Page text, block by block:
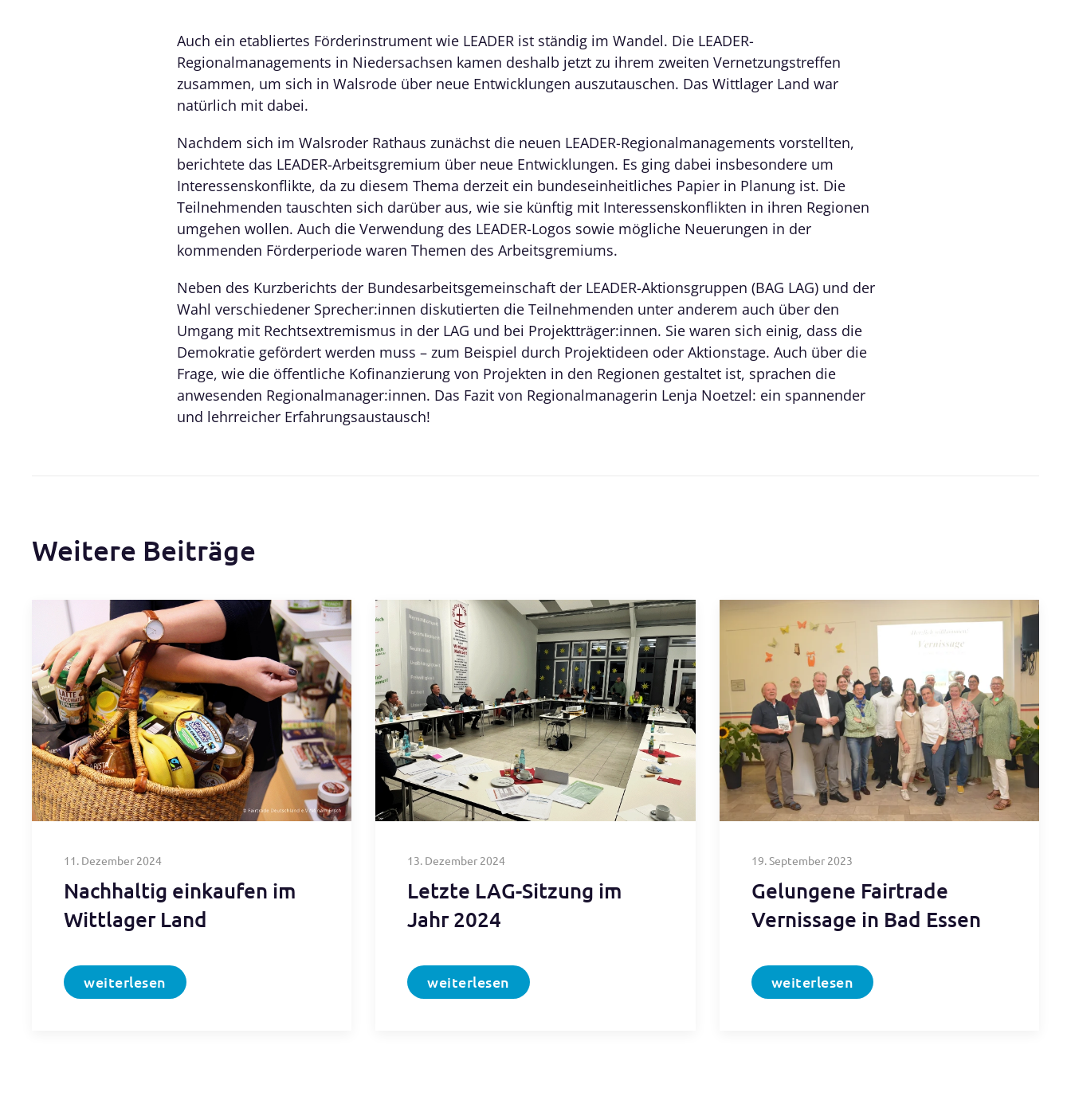
Auch ein etabliertes Förderinstrument wie LEADER ist ständig im Wandel. Die LEADER-
Regionalmanagements in Niedersachsen kamen deshalb jetzt zu ihrem zweiten Vernetzungstreffen
zusammen, um sich in Walsrode über neue Entwicklungen auszutauschen. Das Wittlager Land war
natürlich mit dabei.
Nachdem sich im Walsroder Rathaus zunächst die neuen LEADER-Regionalmanagements vorstellten,
berichtete das LEADER-Arbeitsgremium über neue Entwicklungen. Es ging dabei insbesondere um
Interessenskonflikte, da zu diesem Thema derzeit ein bundeseinheitliches Papier in Planung ist. Die
Teilnehmenden tauschten sich darüber aus, wie sie künftig mit Interessenskonflikten in ihren Regionen
umgehen wollen. Auch die Verwendung des LEADER-Logos sowie mögliche Neuerungen in der
kommenden Förderperiode waren Themen des Arbeitsgremiums.
Neben des Kurzberichts der Bundesarbeitsgemeinschaft der LEADER-Aktionsgruppen (BAG LAG) und der
Wahl verschiedener Sprecher:innen diskutierten die Teilnehmenden unter anderem auch über den
Umgang mit Rechtsextremismus in der LAG und bei Projektträger:innen. Sie waren sich einig, dass die
Demokratie gefördert werden muss – zum Beispiel durch Projektideen oder Aktionstage. Auch über die
Frage, wie die öffentliche Kofinanzierung von Projekten in den Regionen gestaltet ist, sprachen die
anwesenden Regionalmanager:innen. Das Fazit von Regionalmanagerin Lenja Noetzel: ein spannender
und lehrreicher Erfahrungsaustausch!
Weitere Beiträge
11. Dezember 2024
Nachhaltig einkaufen im
Wittlager Land
weiterlesen
13. Dezember 2024
Letzte LAG-Sitzung im
Jahr 2024
weiterlesen
19. September 2023
Gelungene Fairtrade
Vernissage in Bad Essen
weiterlesen